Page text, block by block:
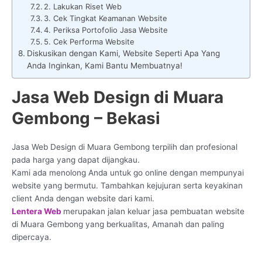
2. Lakukan Riset Web
3. Cek Tingkat Keamanan Website
4. Periksa Portofolio Jasa Website
5. Cek Performa Website
Diskusikan dengan Kami, Website Seperti Apa Yang
Anda Inginkan, Kami Bantu Membuatnya!
Jasa Web Design di Muara
Gembong – Bekasi
Jasa Web Design di Muara Gembong terpilih dan profesional
pada harga yang dapat dijangkau.
Kami ada menolong Anda untuk go online dengan mempunyai
website yang bermutu. Tambahkan kejujuran serta keyakinan
client Anda dengan website dari kami.
Lentera Web merupakan jalan keluar jasa pembuatan website
di Muara Gembong yang berkualitas, Amanah dan paling
dipercaya.